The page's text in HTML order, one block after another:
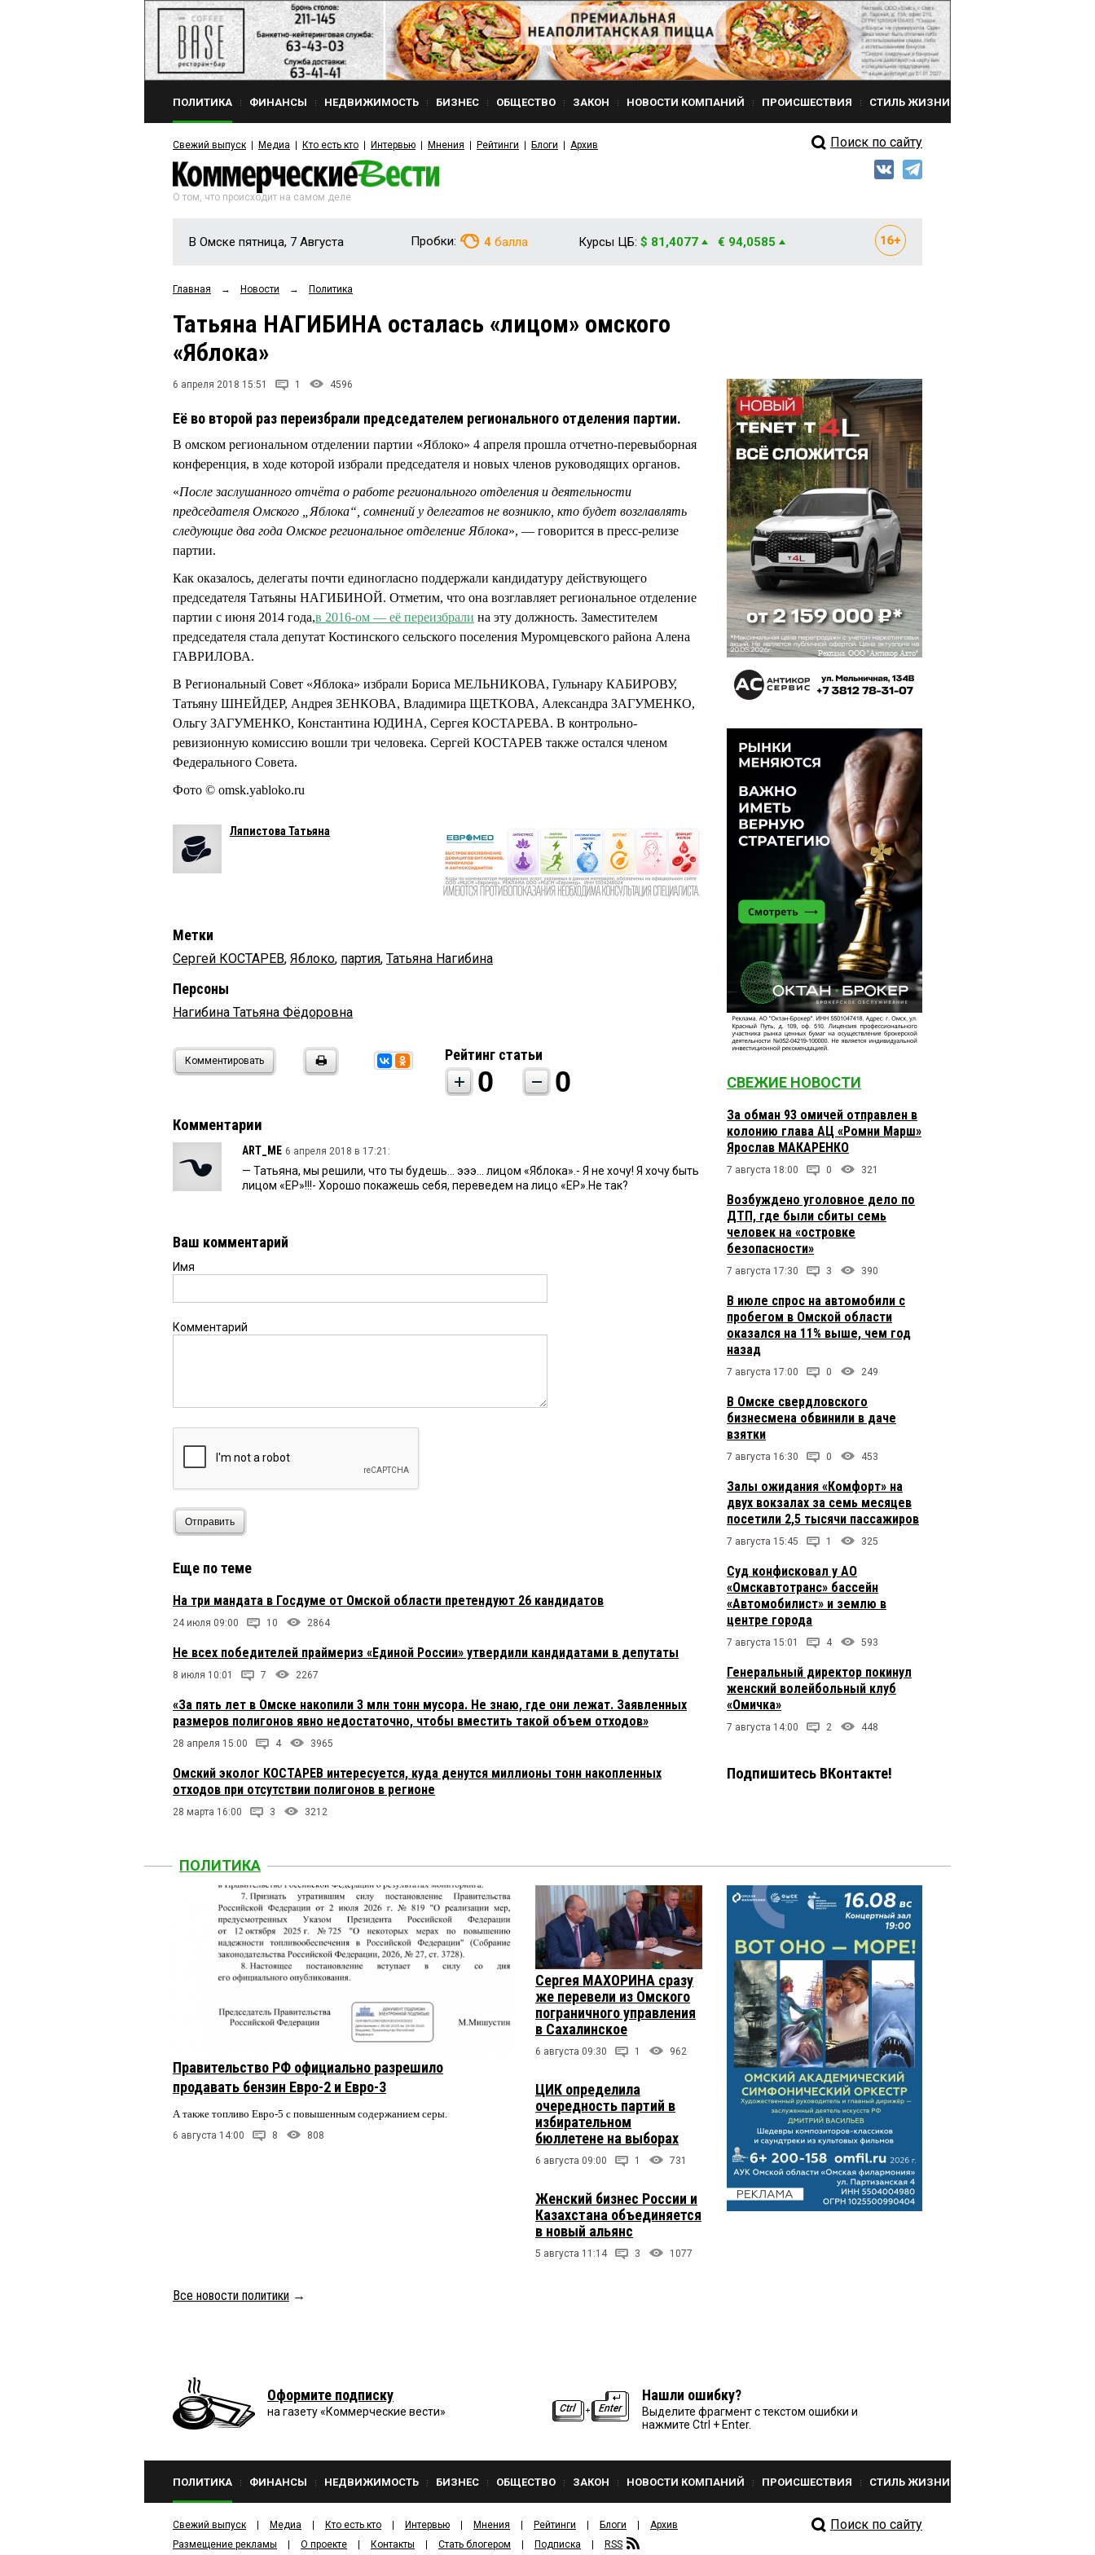
ПОЛИТИКА ФИНАНСЫ НЕДВИЖИМОСТЬ БИЗНЕС ОБЩЕСТВО ЗАКОН НОВОСТИ КОМПАНИЙ ПРОИСШЕСТВИЯ СТИЛЬ ЖИЗНИ
Свежий выпуск Медиа Кто есть кто Интервью Мнения Рейтинги Блоги Архив Поиск по сайту
О том, что происходит на самом деле
В Омске пятница, 7 Августа Пробки: 4 балла Курсы ЦБ: $ 81,4077 € 94,0585
Главная → Новости → Политика
Татьяна НАГИБИНА осталась «лицом» омского
«Яблока»
6 апреля 2018 15:51 1 4596
Её во второй раз переизбрали председателем регионального отделения партии.
В омском региональном отделении партии «Яблоко» 4 апреля прошла отчетно-перевыборная
конференция, в ходе которой избрали председателя и новых членов руководящих органов.
«После заслушанного отчёта о работе регионального отделения и деятельности
председателя Омского „Яблока“, сомнений у делегатов не возникло, кто будет возглавлять
следующие два года Омское региональное отделение Яблока», — говорится в пресс-релизе
партии.
Как оказалось, делегаты почти единогласно поддержали кандидатуру действующего
председателя Татьяны НАГИБИНОЙ. Отметим, что она возглавляет региональное отделение
партии с июня 2014 года,в 2016-ом — её переизбрали на эту должность. Заместителем
председателя стала депутат Костинского сельского поселения Муромцевского района Алена
ГАВРИЛОВА.
В Региональный Совет «Яблока» избрали Бориса МЕЛЬНИКОВА, Гульнару КАБИРОВУ,
Татьяну ШНЕЙДЕР, Андрея ЗЕНКОВА, Владимира ЩЕТКОВА, Александра ЗАГУМЕНКО,
Ольгу ЗАГУМЕНКО, Константина ЮДИНА, Сергея КОСТАРЕВА. В контрольно-
ревизионную комиссию вошли три человека. Сергей КОСТАРЕВ также остался членом
Федерального Совета.
Фото © omsk.yabloko.ru
Ляпистова Татьяна
Метки
Сергей КОСТАРЕВ, Яблоко, партия, Татьяна Нагибина
Персоны
Нагибина Татьяна Фёдоровна
Комментировать Рейтинг статьи
0 0
Комментарии
ART_ME 6 апреля 2018 в 17:21:
— Татьяна, мы решили, что ты будешь... эээ... лицом «Яблока».- Я не хочу! Я хочу быть
лицом «ЕР»!!!- Хорошо покажешь себя, переведем на лицо «ЕР».Не так?
Ваш комментарий
Имя
Комментарий
Отправить
Еще по теме
На три мандата в Госдуме от Омской области претендуют 26 кандидатов
24 июля 09:00 10 2864
Не всех победителей праймериз «Единой России» утвердили кандидатами в депутаты
8 июля 10:01 7 2267
«За пять лет в Омске накопили 3 млн тонн мусора. Не знаю, где они лежат. Заявленных
размеров полигонов явно недостаточно, чтобы вместить такой объем отходов»
28 апреля 15:00 4 3965
Омский эколог КОСТАРЕВ интересуется, куда денутся миллионы тонн накопленных
отходов при отсутствии полигонов в регионе
28 марта 16:00 3 3212
СВЕЖИЕ НОВОСТИ
За обман 93 омичей отправлен в
колонию глава АЦ «Ромни Марш»
Ярослав МАКАРЕНКО
7 августа 18:00 0 321
Возбуждено уголовное дело по
ДТП, где были сбиты семь
человек на «островке
безопасности»
7 августа 17:30 3 390
В июле спрос на автомобили с
пробегом в Омской области
оказался на 11% выше, чем год
назад
7 августа 17:00 0 249
В Омске свердловского
бизнесмена обвинили в даче
взятки
7 августа 16:30 0 453
Залы ожидания «Комфорт» на
двух вокзалах за семь месяцев
посетили 2,5 тысячи пассажиров
7 августа 15:45 1 325
Суд конфисковал у АО
«Омскавтотранс» бассейн
«Автомобилист» и землю в
центре города
7 августа 15:01 4 593
Генеральный директор покинул
женский волейбольный клуб
«Омичка»
7 августа 14:00 2 448
Подпишитесь ВКонтакте!
ПОЛИТИКА
Правительство РФ официально разрешило
продавать бензин Евро-2 и Евро-3
А также топливо Евро-5 с повышенным содержанием серы.
6 августа 14:00 8 808
Сергея МАХОРИНА сразу
же перевели из Омского
пограничного управления
в Сахалинское
6 августа 09:30 1 962
ЦИК определила
очередность партий в
избирательном
бюллетене на выборах
6 августа 09:00 1 731
Женский бизнес России и
Казахстана объединяется
в новый альянс
5 августа 11:14 3 1077
Все новости политики →
Оформите подписку
на газету «Коммерческие вести»
Нашли ошибку?
Выделите фрагмент с текстом ошибки и
нажмите Ctrl + Enter.
ПОЛИТИКА ФИНАНСЫ НЕДВИЖИМОСТЬ БИЗНЕС ОБЩЕСТВО ЗАКОН НОВОСТИ КОМПАНИЙ ПРОИСШЕСТВИЯ СТИЛЬ ЖИЗНИ
Свежий выпуск Медиа Кто есть кто Интервью Мнения Рейтинги Блоги
Архив
Размещение рекламы
О проекте Контакты Стать блогером Подписка RSS
Поиск по сайту